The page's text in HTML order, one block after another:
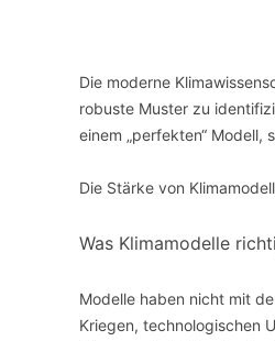
Die moderne
robuste Muster zu
einem „perfekten“ Modell,
Die Stärke von
Was Klimamodelle
Modelle haben nicht mit
Kriegen, technologischen